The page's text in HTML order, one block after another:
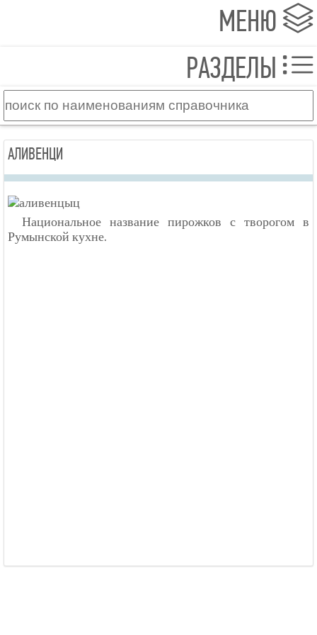
МЕНЮ
РАЗДЕЛЫ
АЛИВЕНЦИ
Национальное название пирожков с творогом в
Румынской кухне.